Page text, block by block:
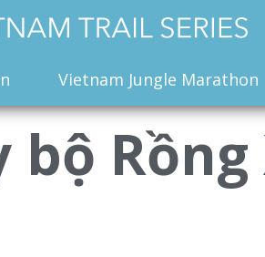
Vietnam Jungle Marathon
bộ